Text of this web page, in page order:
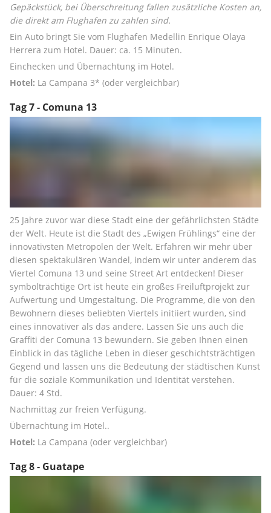
Gepäckstück, bei Überschreitung fallen zusätzliche Kosten an,
die direkt am Flughafen zu zahlen sind.
Ein Auto bringt Sie vom Flughafen Medellin Enrique Olaya
Herrera zum Hotel. Dauer: ca. 15 Minuten.
Einchecken und Übernachtung im Hotel.
Hotel: La Campana 3* (oder vergleichbar)
Tag 7 - Comuna 13
25 Jahre zuvor war diese Stadt eine der gefährlichsten Städte
der Welt. Heute ist die Stadt des „Ewigen Frühlings“ eine der
innovativsten Metropolen der Welt. Erfahren wir mehr über
diesen spektakulären Wandel, indem wir unter anderem das
Viertel Comuna 13 und seine Street Art entdecken! Dieser
symbolträchtige Ort ist heute ein großes Freiluftprojekt zur
Aufwertung und Umgestaltung. Die Programme, die von den
Bewohnern dieses beliebten Viertels initiiert wurden, sind
eines innovativer als das andere. Lassen Sie uns auch die
Graffiti der Comuna 13 bewundern. Sie geben Ihnen einen
Einblick in das tägliche Leben in dieser geschichtsträchtigen
Gegend und lassen uns die Bedeutung der städtischen Kunst
für die soziale Kommunikation und Identität verstehen.
Dauer: 4 Std.
Nachmittag zur freien Verfügung.
Übernachtung im Hotel..
Hotel: La Campana (oder vergleichbar)
Tag 8 - Guatape